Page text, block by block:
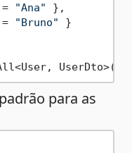
"Ana" },
"Bruno" }
para as